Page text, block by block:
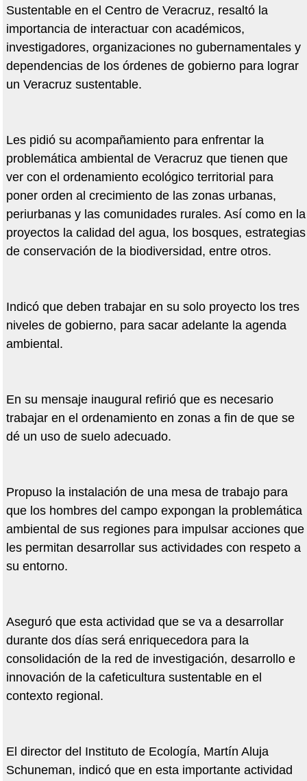
Sustentable en el Centro de Veracruz, resaltó la
importancia de interactuar con académicos,
investigadores, organizaciones no gubernamentales y
dependencias de los órdenes de gobierno para lograr
un Veracruz sustentable.
Les pidió su acompañamiento para enfrentar la
problemática ambiental de Veracruz que tienen que
ver con el ordenamiento ecológico territorial para
poner orden al crecimiento de las zonas urbanas,
periurbanas y las comunidades rurales. Así como en la
proyectos la calidad del agua, los bosques, estrategias
de conservación de la biodiversidad, entre otros.
Indicó que deben trabajar en su solo proyecto los tres
niveles de gobierno, para sacar adelante la agenda
ambiental.
En su mensaje inaugural refirió que es necesario
trabajar en el ordenamiento en zonas a fin de que se
dé un uso de suelo adecuado.
Propuso la instalación de una mesa de trabajo para
que los hombres del campo expongan la problemática
ambiental de sus regiones para impulsar acciones que
les permitan desarrollar sus actividades con respeto a
su entorno.
Aseguró que esta actividad que se va a desarrollar
durante dos días será enriquecedora para la
consolidación de la red de investigación, desarrollo e
innovación de la cafeticultura sustentable en el
contexto regional.
El director del Instituto de Ecología, Martín Aluja
Schuneman, indicó que en esta importante actividad